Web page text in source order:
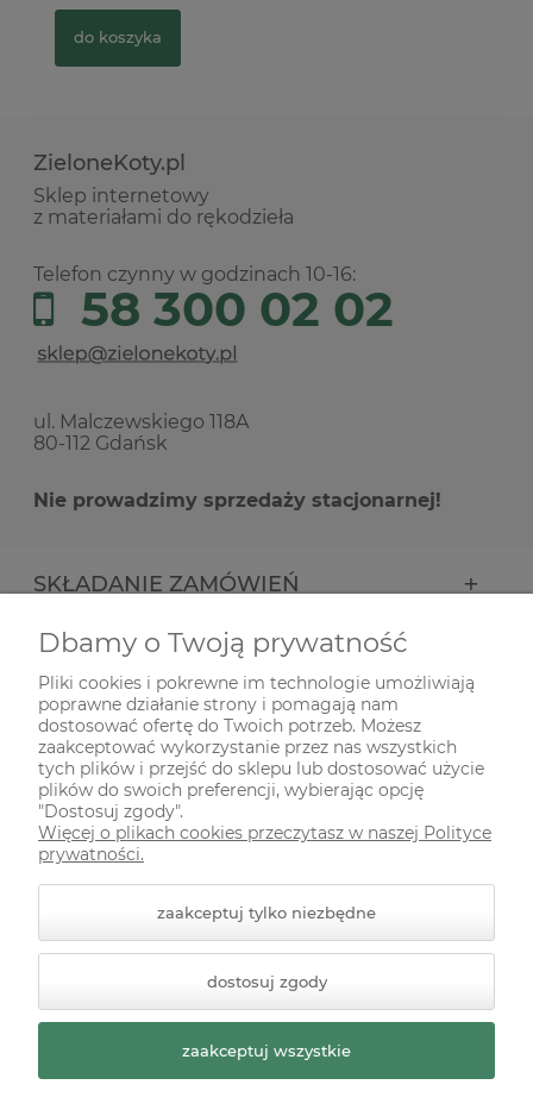
do koszyka
ZieloneKoty.pl
Sklep internetowy
z materiałami do rękodzieła
Telefon czynny w godzinach 10-16:
58 300 02 02
ul. Malczewskiego 118A
80-112 Gdańsk
Nie prowadzimy sprzedaży stacjonarnej!
SKŁADANIE ZAMÓWIEŃ
INFORMACJE
ODWIEDŹ NAS NA
Styl graficzny ShopGadget.pl
Sklep internetowy Shoper
Premium
Dbamy o Twoją prywatność
Pliki cookies i pokrewne im technologie umożliwiają
poprawne działanie strony i pomagają nam
dostosować ofertę do Twoich potrzeb. Możesz
zaakceptować wykorzystanie przez nas wszystkich
tych plików i przejść do sklepu lub dostosować użycie
plików do swoich preferencji, wybierając opcję
"Dostosuj zgody".
Więcej o plikach cookies przeczytasz w naszej Polityce
prywatności.
zaakceptuj tylko niezbędne
dostosuj zgody
zaakceptuj wszystkie